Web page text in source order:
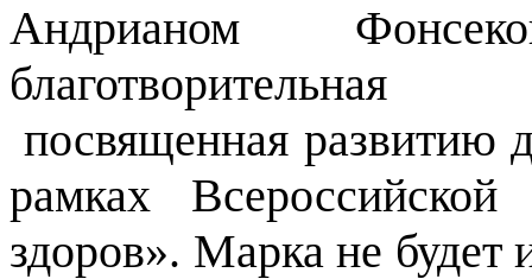
Андрианом
посвященная развитию
рамках
здоров». Марка не будет